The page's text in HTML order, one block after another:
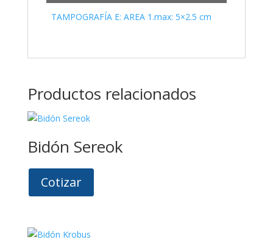
TAMPOGRAFÍA E: AREA 1.max: 5×2.5 cm
Productos relacionados
Bidón Sereok
Cotizar